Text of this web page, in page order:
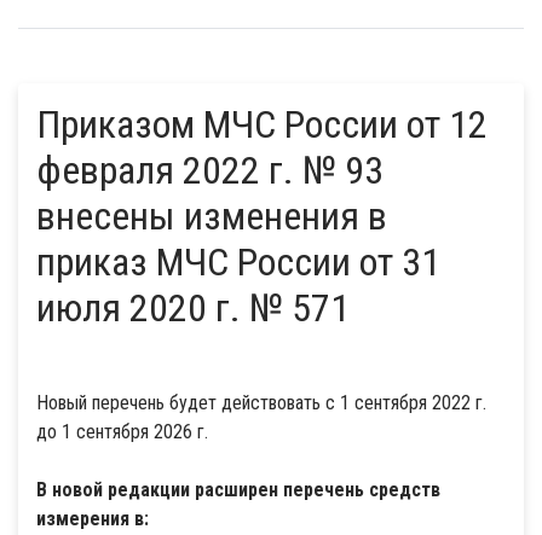
Приказом МЧС России от 12
февраля 2022 г. № 93
внесены изменения в
приказ МЧС России от 31
июля 2020 г. № 571
Новый перечень будет действовать с 1 сентября 2022 г.
до 1 сентября 2026 г.
В новой редакции расширен перечень средств
измерения в: